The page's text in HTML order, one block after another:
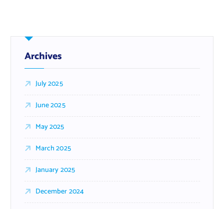
Archives
July 2025
June 2025
May 2025
March 2025
January 2025
December 2024